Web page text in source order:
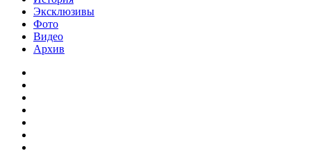
Эксклюзивы
Фото
Видео
Архив